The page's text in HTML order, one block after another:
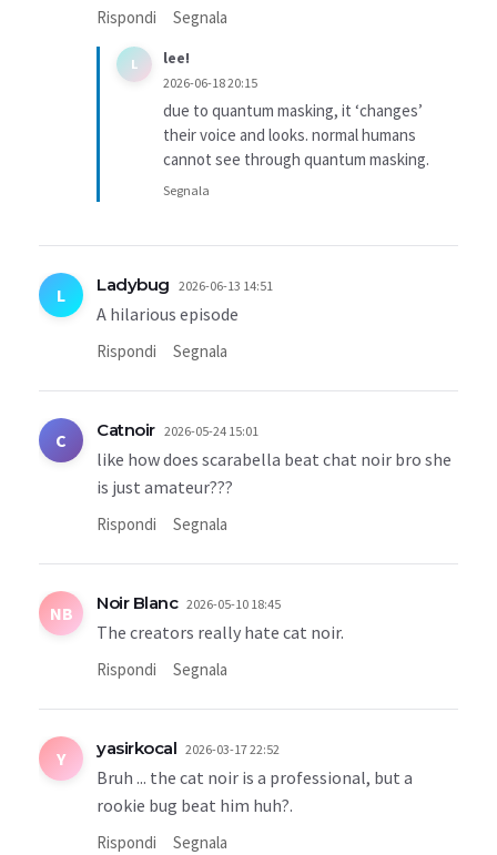
Rispondi Segnala
L lee!
2026-06-18 20:15
due to quantum masking, it ‘changes’
their voice and looks. normal humans
cannot see through quantum masking.
Segnala
L Ladybug 2026-06-13 14:51
A hilarious episode
Rispondi Segnala
C Catnoir 2026-05-24 15:01
like how does scarabella beat chat noir bro she
is just amateur???
Rispondi Segnala
NB Noir Blanc 2026-05-10 18:45
The creators really hate cat noir.
Rispondi Segnala
Y yasirkocal 2026-03-17 22:52
Bruh ... the cat noir is a professional, but a
rookie bug beat him huh?.
Rispondi Segnala